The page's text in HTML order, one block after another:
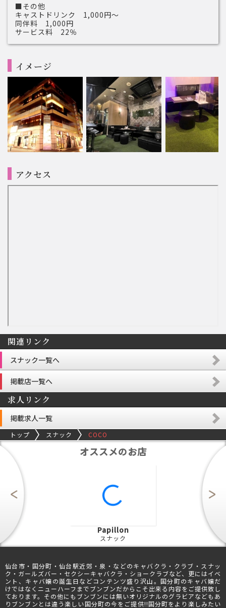
■その他
キャストドリンク 1,000円～
同伴料 1,000円
サービス料 22％
イメージ
アクセス
関連リンク
スナック一覧へ
掲載店一覧へ
求人リンク
掲載求人一覧
トップ スナック COCO
オススメのお店
Papillon
スナック
仙台市・国分町・仙台駅近郊・泉・などのキャバクラ・クラブ・スナッ
ク・ガールズバー・セクシーキャバクラ・ショークラブなど、更にはイベ
ント、キャバ嬢の誕生日などコンテンツ盛り沢山。国分町のキャバ嬢だ
けではなくニューハーフまでブンブンだからこそ出来る内容をご提供致し
ております。その他にもブンブンには無いオリジナルのグラビアなどもあ
りブンブンとは違う楽しい国分町の今をご提供!!国分町をより楽しみたい